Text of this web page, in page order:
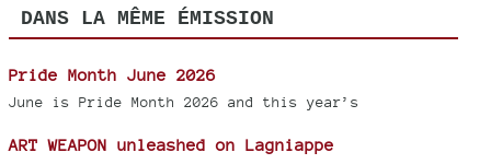
DANS LA MÊME ÉMISSION
Pride Month June 2026
June is Pride Month 2026 and this year’s
ART WEAPON unleashed on Lagniappe